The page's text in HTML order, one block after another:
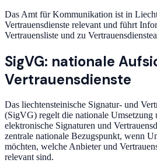
Das Amt für Kommunikation ist in
Vertrauensdienste relevant und führt
Vertrauensliste und zu
SigVG: nationale
Vertrauensdienste
Das liechtensteinische Signatur- und
(SigVG) regelt die nationale
elektronische Signaturen und
zentrale nationale Bezugspunkt, wenn
möchten, welche Anbieter und
relevant sind.